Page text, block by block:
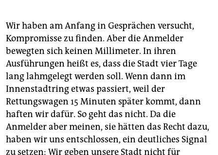
Wir haben am Anfang in Gesprächen versucht,
Kompromisse zu finden. Aber die Anmelder
bewegten sich keinen Millimeter. In ihren
Ausführungen heißt es, dass die Stadt vier Tage
lang lahmgelegt werden soll. Wenn dann im
Innenstadtring etwas passiert, weil der
Rettungswagen 15 Minuten später kommt, dann
haften wir dafür. So geht das nicht. Da die
Anmelder aber meinen, sie hätten das Recht dazu,
haben wir uns entschlossen, ein deutliches Signal
zu setzen: Wir geben unsere Stadt nicht für